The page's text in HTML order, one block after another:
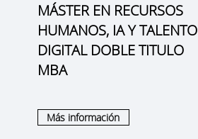
MÁSTER EN RECURSOS
HUMANOS, IA Y TALENTO
DIGITAL DOBLE TITULO
MBA
Más información